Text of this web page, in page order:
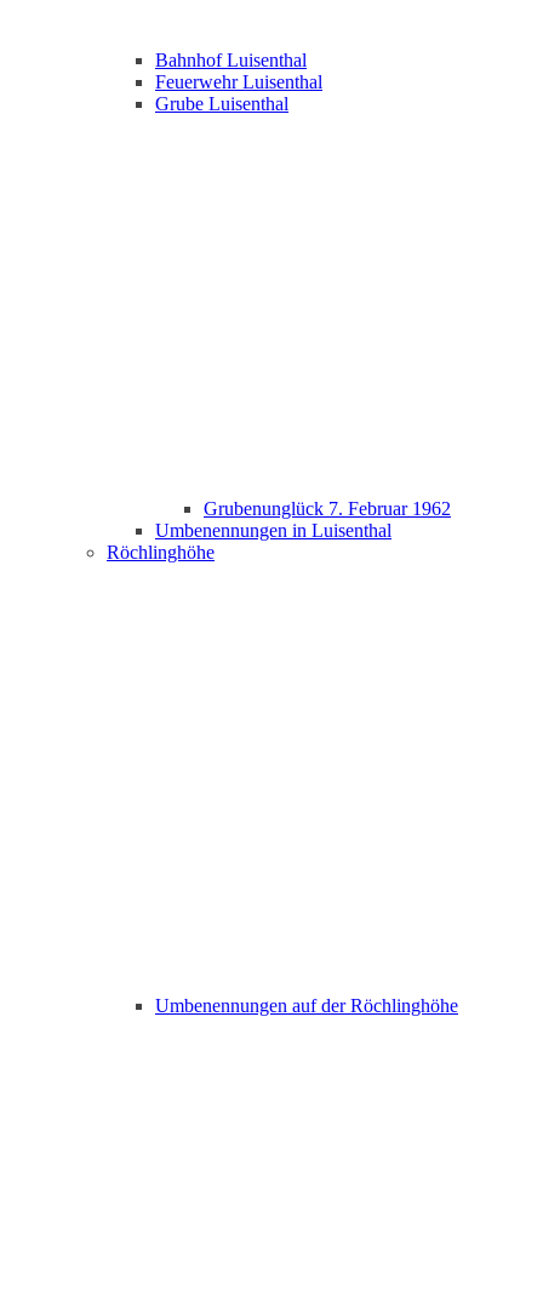
Bahnhof Luisenthal
Feuerwehr Luisenthal
Grube Luisenthal
Grubenunglück 7. Februar 1962
Umbenennungen in Luisenthal
Röchlinghöhe
Umbenennungen auf der Röchlinghöhe